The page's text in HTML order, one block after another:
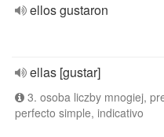
ellos gustaron
ellas [gustar]
3. osoba liczby mnogiej,
perfecto simple, indicativo